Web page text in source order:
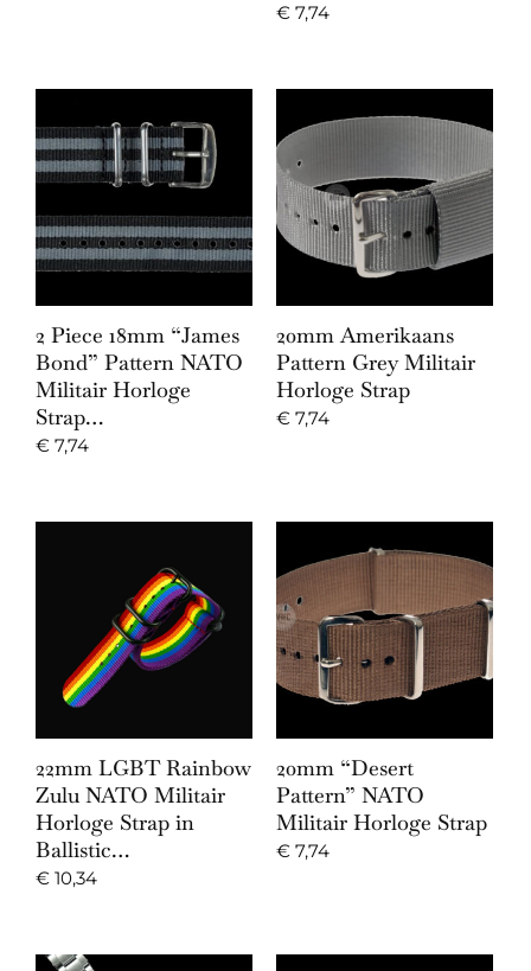
€ 7,74
2 Piece 18mm “James
Bond” Pattern NATO
Militair Horloge
Strap…
€ 7,74
20mm Amerikaans
Pattern Grey Militair
Horloge Strap
€ 7,74
22mm LGBT Rainbow
Zulu NATO Militair
Horloge Strap in
Ballistic…
€ 10,34
20mm “Desert
Pattern” NATO
Militair Horloge Strap
€ 7,74